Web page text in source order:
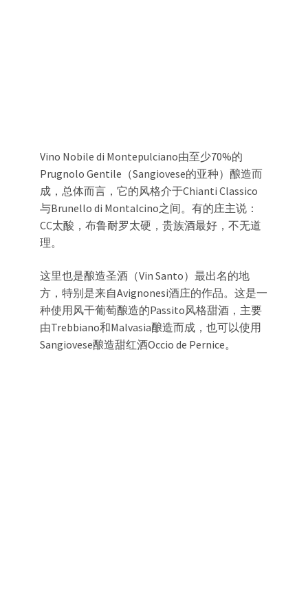
Vino Nobile di Montepulciano由至少70%的
Prugnolo Gentile（Sangiovese的亚种）酿造而
成，总体而言，它的风格介于Chianti Classico
与Brunello di Montalcino之间。有的庄主说：
CC太酸，布鲁耐罗太硬，贵族酒最好，不无道
理。
这里也是酿造圣酒（Vin Santo）最出名的地
方，特别是来自Avignonesi酒庄的作品。这是一
种使用风干葡萄酿造的Passito风格甜酒，主要
由Trebbiano和Malvasia酿造而成，也可以使用
Sangiovese酿造甜红酒Occio de Pernice。